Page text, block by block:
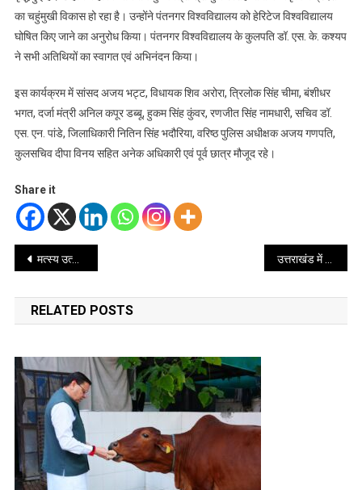
का चहुंमुखी विकास हो रहा है। उन्होंने पंतनगर विश्वविद्यालय को हेरिटेज विश्वविद्यालय
घोषित किए जाने का अनुरोध किया। पंतनगर विश्वविद्यालय के कुलपति डॉ. एस. के. कश्यप
ने सभी अतिथियों का स्वागत एवं अभिनंदन किया।
इस कार्यक्रम में सांसद अजय भट्ट, विधायक शिव अरोरा, त्रिलोक सिंह चीमा, बंशीधर
भगत, दर्जा मंत्री अनिल कपूर डब्बू, हुकम सिंह कुंवर, रणजीत सिंह नामधारी, सचिव डॉ.
एस. एन. पांडे, जिलाधिकारी नितिन सिंह भदौरिया, वरिष्ठ पुलिस अधीक्षक अजय गणपति,
कुलसचिव दीपा विनय सहित अनेक अधिकारी एवं पूर्व छात्र मौजूद रहे।
Share it
Post
navigation
मत्स्य उत्पादन में उत्तराखंड की ऐतिहासिक छलांग, पहली बार हुआ रेनबो ट्राउट का निर्यात
RELATED POSTS